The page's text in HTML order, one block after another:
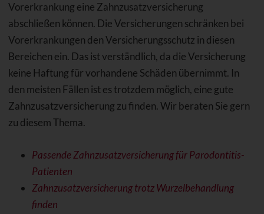
Vorerkrankung eine Zahnzusatzversicherung
abschließen können. Die Versicherungen schränken bei
Vorerkrankungen den Versicherungsschutz in diesen
Bereichen ein. Das ist verständlich, da die Versicherung
keine Haftung für vorhandene Schäden übernimmt. In
den meisten Fällen ist es trotzdem möglich, eine gute
Zahnzusatzversicherung zu finden. Wir beraten Sie gern
zu diesem Thema.
Passende Zahnzusatzversicherung für Parodontitis-
Patienten
Zahnzusatzversicherung trotz Wurzelbehandlung
finden